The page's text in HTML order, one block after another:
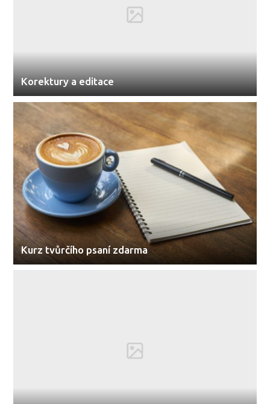
Korektury a editace
Kurz tvůrčího psaní zdarma